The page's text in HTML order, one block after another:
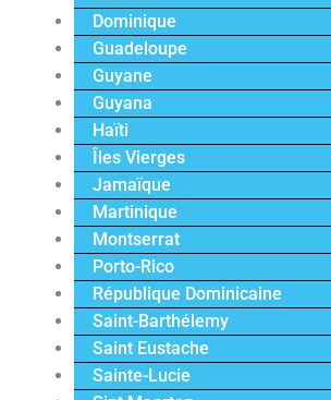
Dominique
Guadeloupe
Guyane
Guyana
Haïti
Îles Vierges
Jamaïque
Martinique
Montserrat
Porto-Rico
République Dominicaine
Saint-Barthélemy
Saint Eustache
Sainte-Lucie